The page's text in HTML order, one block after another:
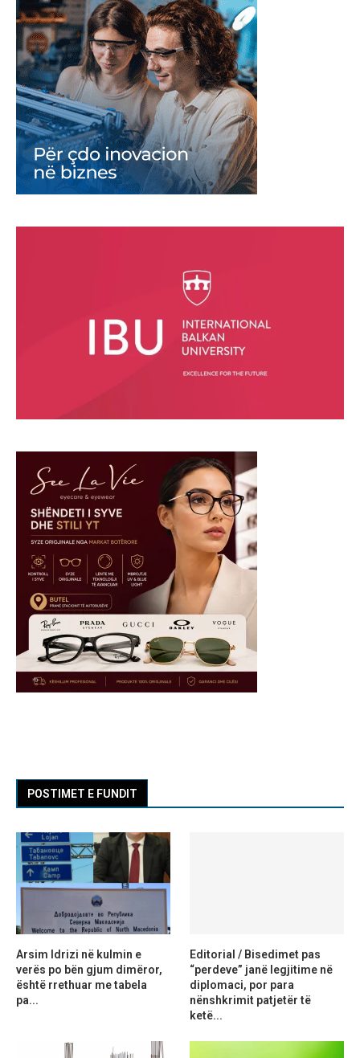
POSTIMET E FUNDIT
Arsim Idrizi në kulmin e
verës po bën gjum dimëror,
është rrethuar me tabela
pa...
Editorial / Bisedimet pas
“perdeve” janë legjitime në
diplomaci, por para
nënshkrimit patjetër të
ketë...